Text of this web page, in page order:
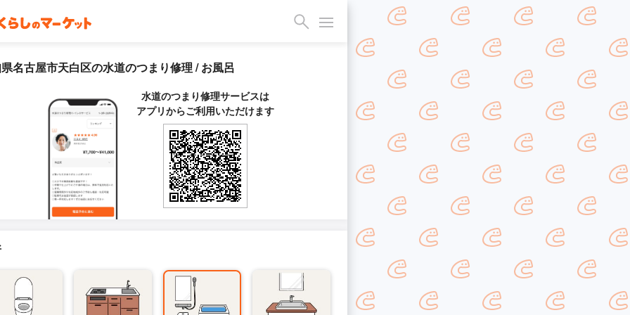
名古屋市天白区の水道のつまり修理 / お風呂
水道のつまり修理サービスは
アプリからご利用いただけます